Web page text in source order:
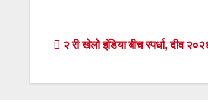
s
p
e
o
er
e
Post
२ री खेलो इंडिया बीच स्‍पर्धा, दीव